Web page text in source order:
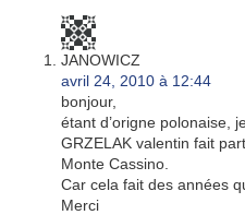
JANOWICZ
avril 24, 2010 à 12:44
bonjour,
étant d’origne polonaise,
GRZELAK valentin fait
Monte Cassino.
Car cela fait des années
Merci